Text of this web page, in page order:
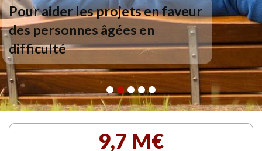
Pour aider les projets en faveur
des personnes âgées en
difficulté
9,7 M€